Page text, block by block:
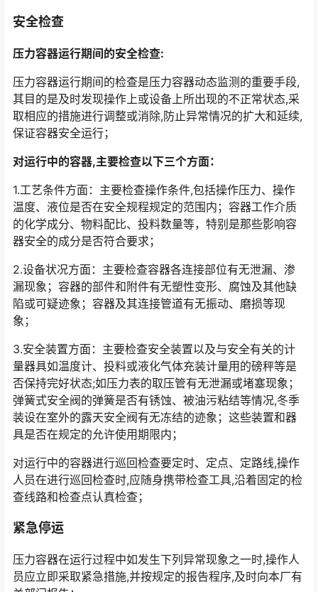
安全检查
压力容器运行期间的安全检查:
压力容器运行期间的检查是压力容器动态监测的重要手段,
其目的是及时发现操作上或设备上所出现的不正常状态,采
取相应的措施进行调整或消除,防止异常情况的扩大和延续,
保证容器安全运行；
对运行中的容器,主要检查以下三个方面：
1.工艺条件方面：主要检查操作条件,包括操作压力、操作
温度、液位是否在安全规程规定的范围内；容器工作介质
的化学成分、物料配比、投料数量等，特别是那些影响容
器安全的成分是否符合要求；
2.设备状况方面：主要检查容器各连接部位有无泄漏、渗
漏现象；容器的部件和附件有无塑性变形、腐蚀及其他缺
陷或可疑迹象；容器及其连接管道有无振动、磨损等现
象；
3.安全装置方面：主要检查安全装置以及与安全有关的计
量器具如温度计、投料或液化气体充装计量用的磅秤等是
否保持完好状态;如压力表的取压管有无泄漏或堵塞现象；
弹簧式安全阀的弹簧是否有锈蚀、被油污粘结等情况,冬季
装设在室外的露天安全阀有无冻结的迹象；这些装置和器
具是否在规定的允许使用期限内；
对运行中的容器进行巡回检查要定时、定点、定路线,操作
人员在进行巡回检查时,应随身携带检查工具,沿着固定的检
查线路和检查点认真检查；
紧急停运
压力容器在运行过程中如发生下列异常现象之一时,操作人
员应立即采取紧急措施,并按规定的报告程序,及时向本厂有